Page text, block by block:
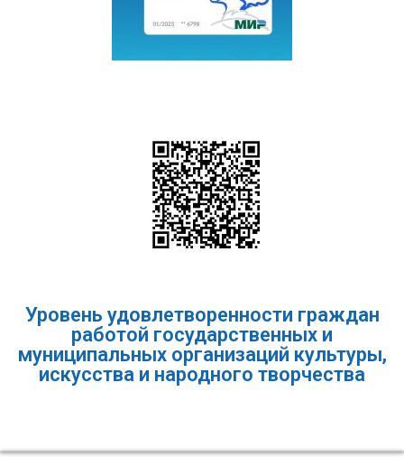
Уровень удовлетворенности граждан
работой государственных и
муниципальных организаций культуры,
искусства и народного творчества